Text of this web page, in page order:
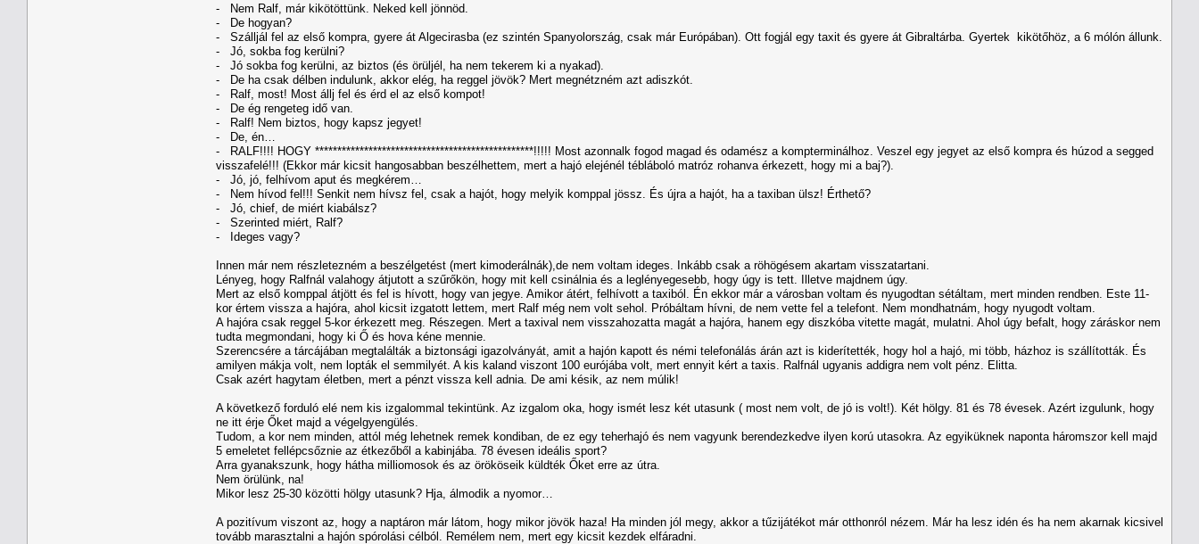
- Nem Ralf, már kikötöttünk. Neked kell jönnöd.
- De hogyan?
- Szálljál fel az első kompra, gyere át Algecirasba (ez szintén Spanyolország, csak már Európában). Ott fogjál egy taxit és gyere át Gibraltárba. Gyertek kikötőhöz, a 6 mólón állunk.
- Jó, sokba fog kerülni?
- Jó sokba fog kerülni, az biztos (és örüljél, ha nem tekerem ki a nyakad).
- De ha csak délben indulunk, akkor elég, ha reggel jövök? Mert megnétzném azt adiszkót.
- Ralf, most! Most állj fel és érd el az első kompot!
- De ég rengeteg idő van.
- Ralf! Nem biztos, hogy kapsz jegyet!
- De, én…
- RALF!!!! HOGY *************************************************!!!!! Most azonnalk fogod magad és odamész a kompterminálhoz. Veszel egy jegyet az első kompra és húzod a segged
visszafelé!!! (Ekkor már kicsit hangosabban beszélhettem, mert a hajó elejénél tébláboló matróz rohanva érkezett, hogy mi a baj?).
- Jó, jó, felhívom aput és megkérem…
- Nem hívod fel!!! Senkit nem hívsz fel, csak a hajót, hogy melyik komppal jössz. És újra a hajót, ha a taxiban ülsz! Érthető?
- Jó, chief, de miért kiabálsz?
- Szerinted miért, Ralf?
- Ideges vagy?
Innen már nem részletezném a beszélgetést (mert kimoderálnák),de nem voltam ideges. Inkább csak a röhögésem akartam visszatartani.
Lényeg, hogy Ralfnál valahogy átjutott a szűrőkön, hogy mit kell csinálnia és a leglényegesebb, hogy úgy is tett. Illetve majdnem úgy.
Mert az első komppal átjött és fel is hívott, hogy van jegye. Amikor átért, felhívott a taxiból. Én ekkor már a városban voltam és nyugodtan sétáltam, mert minden rendben. Este 11-
kor értem vissza a hajóra, ahol kicsit izgatott lettem, mert Ralf még nem volt sehol. Próbáltam hívni, de nem vette fel a telefont. Nem mondhatnám, hogy nyugodt voltam.
A hajóra csak reggel 5-kor érkezett meg. Részegen. Mert a taxival nem visszahozatta magát a hajóra, hanem egy diszkóba vitette magát, mulatni. Ahol úgy befalt, hogy záráskor nem
tudta megmondani, hogy ki Ő és hova kéne mennie.
Szerencsére a tárcájában megtalálták a biztonsági igazolványát, amit a hajón kapott és némi telefonálás árán azt is kiderítették, hogy hol a hajó, mi több, házhoz is szállították. És
amilyen mákja volt, nem lopták el semmilyét. A kis kaland viszont 100 eurójába volt, mert ennyit kért a taxis. Ralfnál ugyanis addigra nem volt pénz. Elitta.
Csak azért hagytam életben, mert a pénzt vissza kell adnia. De ami késik, az nem múlik!
A következő forduló elé nem kis izgalommal tekintünk. Az izgalom oka, hogy ismét lesz két utasunk ( most nem volt, de jó is volt!). Két hölgy. 81 és 78 évesek. Azért izgulunk, hogy
ne itt érje Őket majd a végelgyengülés.
Tudom, a kor nem minden, attól még lehetnek remek kondiban, de ez egy teherhajó és nem vagyunk berendezkedve ilyen korú utasokra. Az egyiküknek naponta háromszor kell majd
5 emeletet fellépcsőznie az étkezőből a kabinjába. 78 évesen ideális sport?
Arra gyanakszunk, hogy hátha milliomosok és az örököseik küldték Őket erre az útra.
Nem örülünk, na!
Mikor lesz 25-30 közötti hölgy utasunk? Hja, álmodik a nyomor…
A pozitívum viszont az, hogy a naptáron már látom, hogy mikor jövök haza! Ha minden jól megy, akkor a tűzijátékot már otthonról nézem. Már ha lesz idén és ha nem akarnak kicsivel
tovább marasztalni a hajón spórolási célból. Remélem nem, mert egy kicsit kezdek elfáradni.